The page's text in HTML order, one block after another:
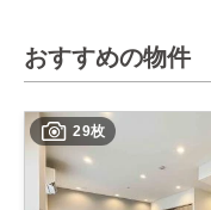
おすすめの物件
29枚